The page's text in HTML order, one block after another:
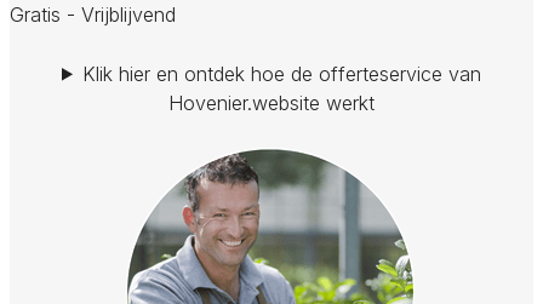
Gratis - Vrijblijvend
Klik hier en ontdek hoe de offerteservice van
Hovenier.website werkt